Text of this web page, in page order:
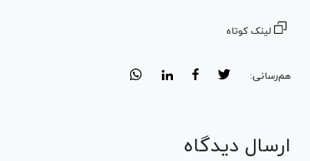
لینک کوتاه
هم‌رسانی:
ارسال دیدگاه